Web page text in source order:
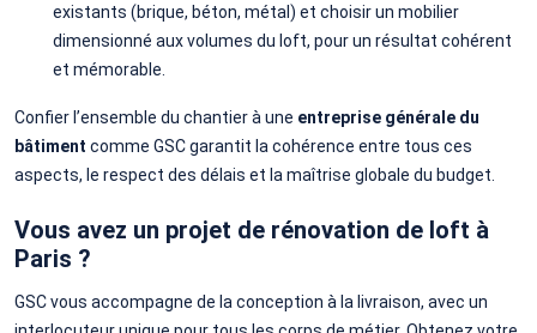
existants (brique, béton, métal) et choisir un mobilier
dimensionné aux volumes du loft, pour un résultat cohérent
et mémorable.
Confier l’ensemble du chantier à une entreprise générale du
bâtiment comme GSC garantit la cohérence entre tous ces
aspects, le respect des délais et la maîtrise globale du budget.
Vous avez un projet de rénovation de loft à
Paris ?
GSC vous accompagne de la conception à la livraison, avec un